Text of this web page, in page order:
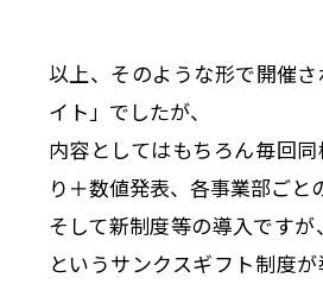
以上、そのような形で開催
イト」でしたが、
内容としてはもちろん毎回
り＋数値発表、各事業部ごと
そして新制度等の導入ですが
というサンクスギフト制度が